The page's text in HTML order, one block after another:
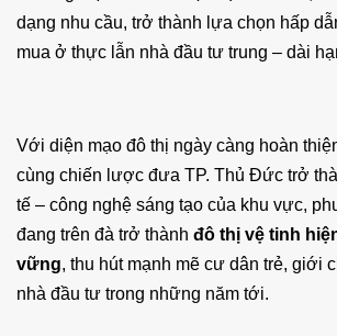
dạng nhu cầu, trở thành lựa chọn hấp
mua ở thực lẫn nhà đầu tư trung – dài
Với diện mạo đô thị ngày càng hoàn
cùng chiến lược đưa TP. Thủ Đức trở
tế – công nghệ sáng tạo của khu vực,
đang trên đà trở thành đô thị vệ tinh
vững, thu hút mạnh mẽ cư dân trẻ, giới
nhà đầu tư trong những năm tới.